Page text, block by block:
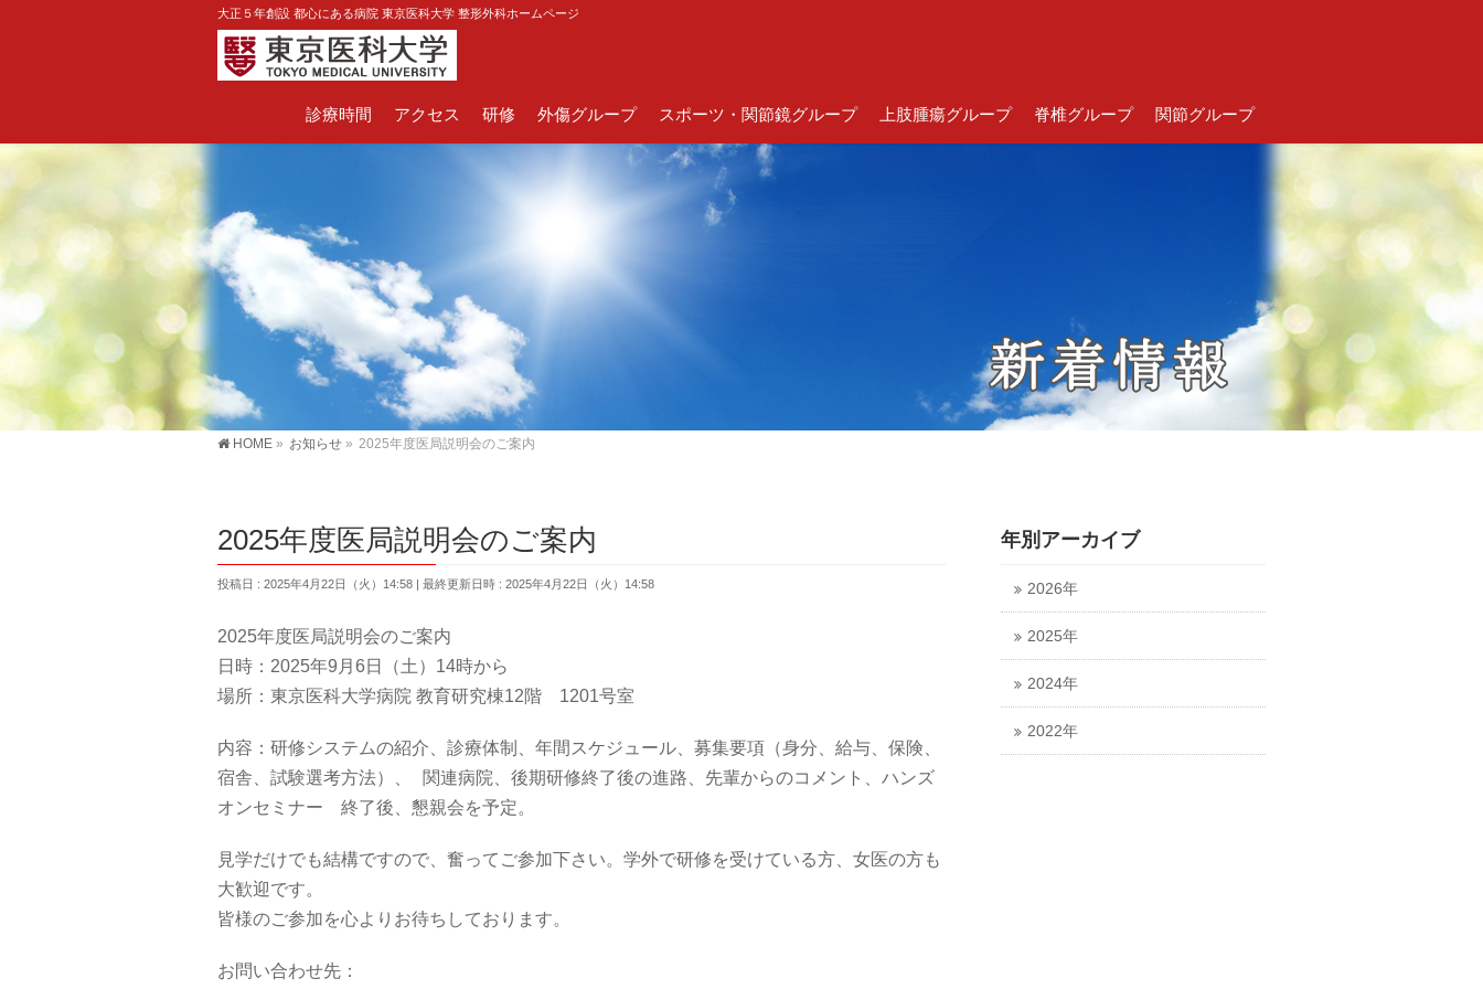
大正５年創設 都心にある病院 東京医科大学 整形外科ホームページ
診療時間 アクセス 研修 外傷グループ スポーツ・関節鏡グループ 上肢腫瘍グループ 脊椎グループ 関節グループ
HOME » お知らせ » 2025年度医局説明会のご案内
2025年度医局説明会のご案内
投稿日 : 2025年4月22日（火）14:58 最終更新日時 : 2025年4月22日（火）14:58
2025年度医局説明会のご案内
日時：2025年9月6日（土）14時から
場所：東京医科大学病院 教育研究棟12階 1201号室
内容：研修システムの紹介、診療体制、年間スケジュール、募集要項（身分、給与、保険、
宿舎、試験選考方法）、 関連病院、後期研修終了後の進路、先輩からのコメント、ハンズ
オンセミナー 終了後、懇親会を予定。
見学だけでも結構ですので、奮ってご参加下さい。学外で研修を受けている方、女医の方も
大歓迎です。
皆様のご参加を心よりお待ちしております。
お問い合わせ先：
年別アーカイブ
2026年
2025年
2024年
2022年